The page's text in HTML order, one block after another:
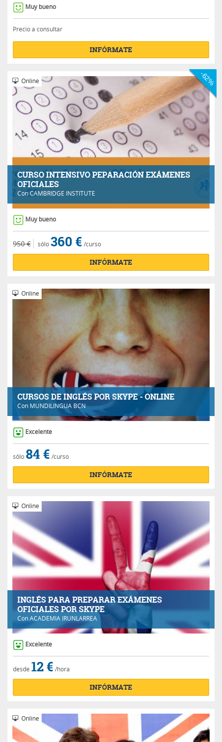
Muy bueno
Precio a consultar
INFÓRMATE
CURSO INTENSIVO PEPARACIÓN EXÁMENES
OFICIALES
ConCAMBRIDGE INSTITUTE
Online -62%
Muy bueno
950 € sólo360 € /curso
INFÓRMATE
CURSOS DE INGLÉS POR SKYPE - ONLINE
Con MUNDILINGUA BCN
Online
Excelente
sólo84 € /curso
INFÓRMATE
INGLÉS PARA PREPARAR EXÁMENES
OFICIALES POR SKYPE
ConACADEMIA IRUNLARREA
Online
Excelente
desde 12 € /hora
INFÓRMATE
Online